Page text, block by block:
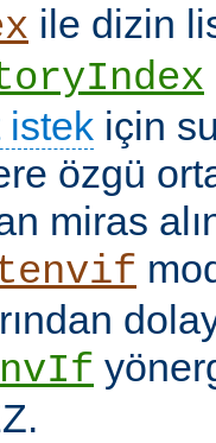
ile dizin
istek için
özgü
miras